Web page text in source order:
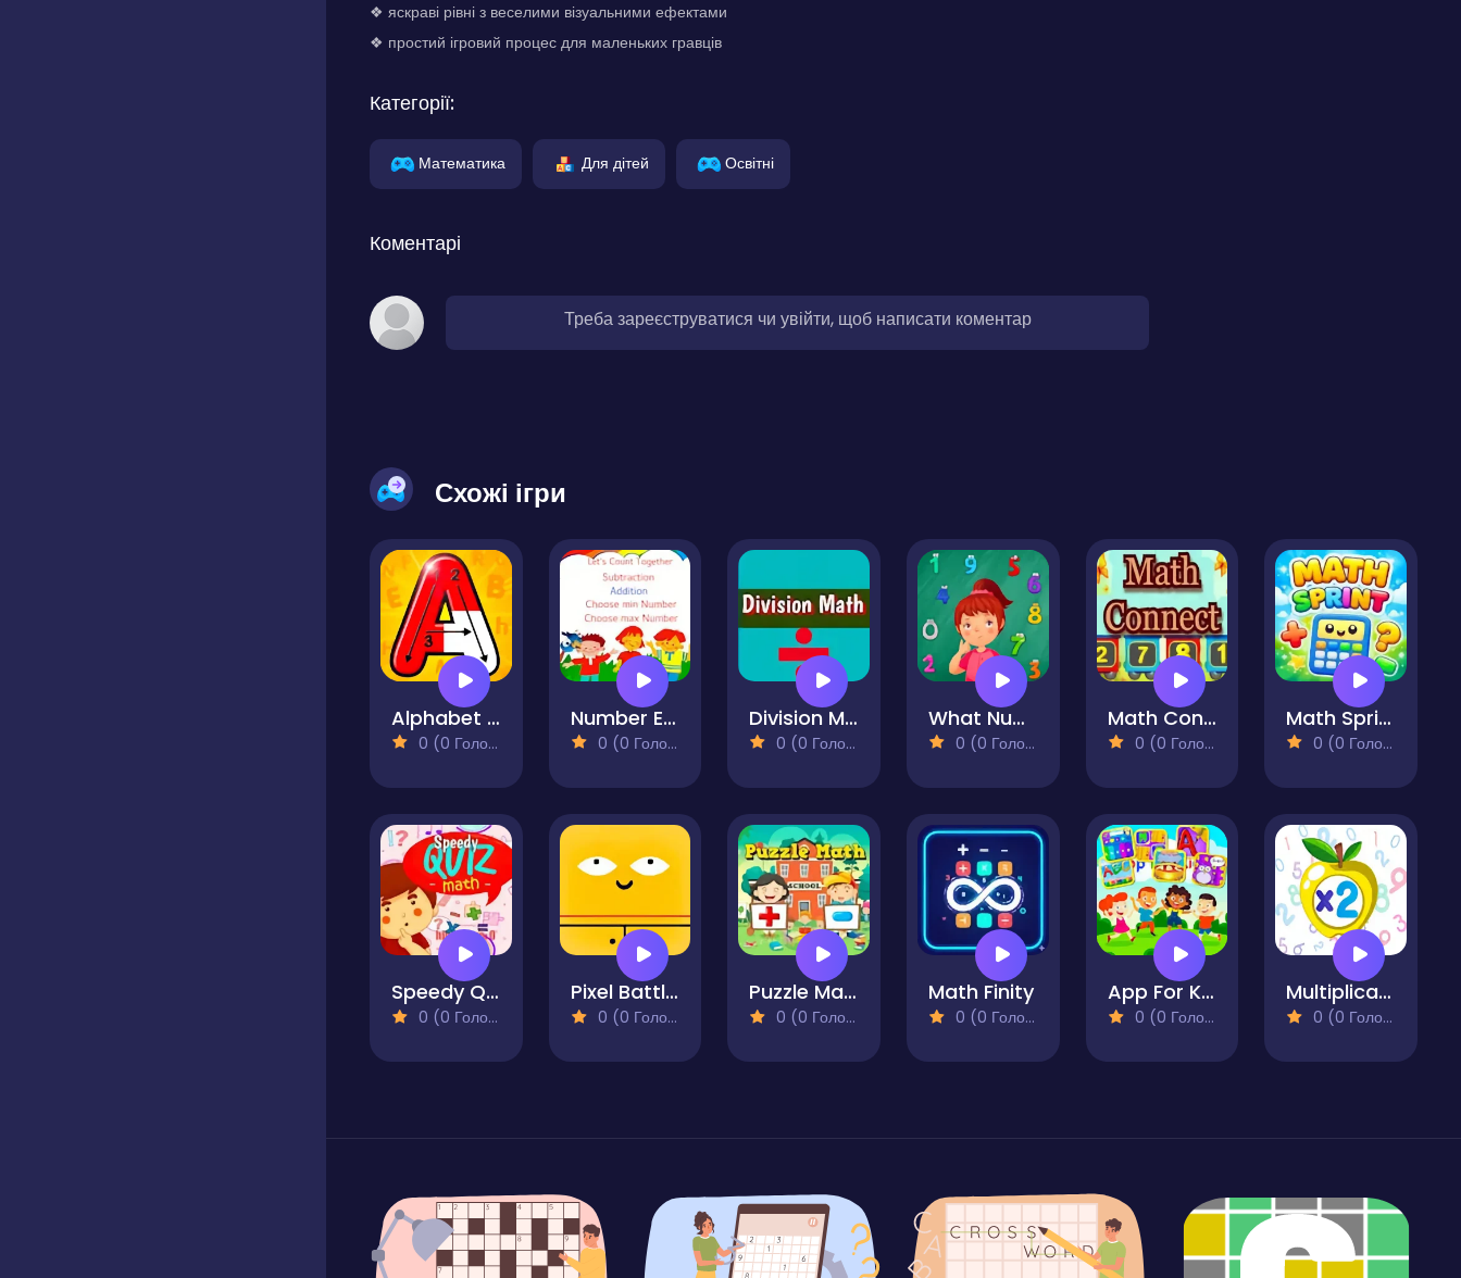
❖ яскраві рівні з веселими візуальними ефектами
❖ простий ігровий процес для маленьких гравців
Категорії:
Математика Для дітей Освітні
Коментарі
Треба зареєструватися чи увійти, щоб написати коментар
Схожі ігри
Alphabet Writing for Kids
0 (0 Голосів)
Number Expedition Math Adventures
0 (0 Голосів)
Division Math Quiz
0 (0 Голосів)
What Number is it?
0 (0 Голосів)
Math Connect
0 (0 Голосів)
Math Sprint
0 (0 Голосів)
Speedy Quiz Maths
0 (0 Голосів)
Pixel Battle IO
0 (0 Голосів)
Puzzle Math
0 (0 Голосів)
Math Finity
0 (0 Голосів)
App For Kids - Edu games
0 (0 Голосів)
Multiplication Simulator
0 (0 Голосів)